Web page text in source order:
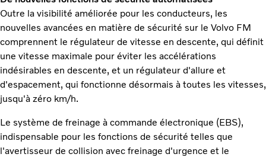
Outre la visibilité améliorée pour les conducteurs, les
nouvelles avancées en matière de sécurité sur le Volvo FM
comprennent le régulateur de vitesse en descente, qui définit
une vitesse maximale pour éviter les accélérations
indésirables en descente, et un régulateur d'allure et
d'espacement, qui fonctionne désormais à toutes les vitesses,
jusqu'à zéro km/h.
Le système de freinage à commande électronique (EBS),
indispensable pour les fonctions de sécurité telles que
l'avertisseur de collision avec freinage d'urgence et le